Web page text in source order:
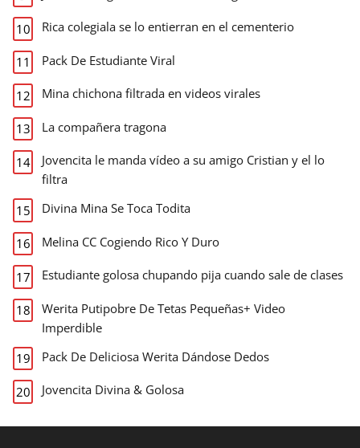
Rica colegiala se lo entierran en el cementerio
Pack De Estudiante Viral
Mina chichona filtrada en videos virales
La compañera tragona
Jovencita le manda vídeo a su amigo Cristian y el lo
filtra
Divina Mina Se Toca Todita
Melina CC Cogiendo Rico Y Duro
Estudiante golosa chupando pija cuando sale de clases
Werita Putipobre De Tetas Pequeñas+ Video
Imperdible
Pack De Deliciosa Werita Dándose Dedos
Jovencita Divina & Golosa